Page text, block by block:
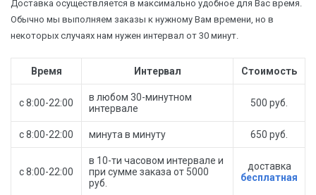
Доставка осуществляется в максимально удобное для Вас время.
Обычно мы выполняем заказы к нужному Вам времени, но в
некоторых случаях нам нужен интервал от 30 минут.
Время Интервал Стоимость
с 8:00-22:00
в любом 30-минутном
интервале
500 руб.
с 8:00-22:00 минута в минуту 650 руб.
с 8:00-22:00
в 10-ти часовом интервале и
при сумме заказа от 5000
руб.
доставка
бесплатная